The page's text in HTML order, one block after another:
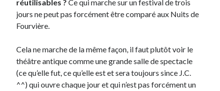
réutilisables ? Ce qui marche sur un festival de trois
jours ne peut pas forcément être comparé aux Nuits de
Fourvière.
Cela ne marche de la même façon, il faut plutôt voir le
théâtre antique comme une grande salle de spectacle
(ce qu’elle fut, ce qu’elle est et sera toujours since J.C.
^^) qui ouvre chaque jour et qui n’est pas forcément un